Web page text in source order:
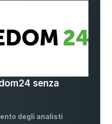
senza
degli analisti